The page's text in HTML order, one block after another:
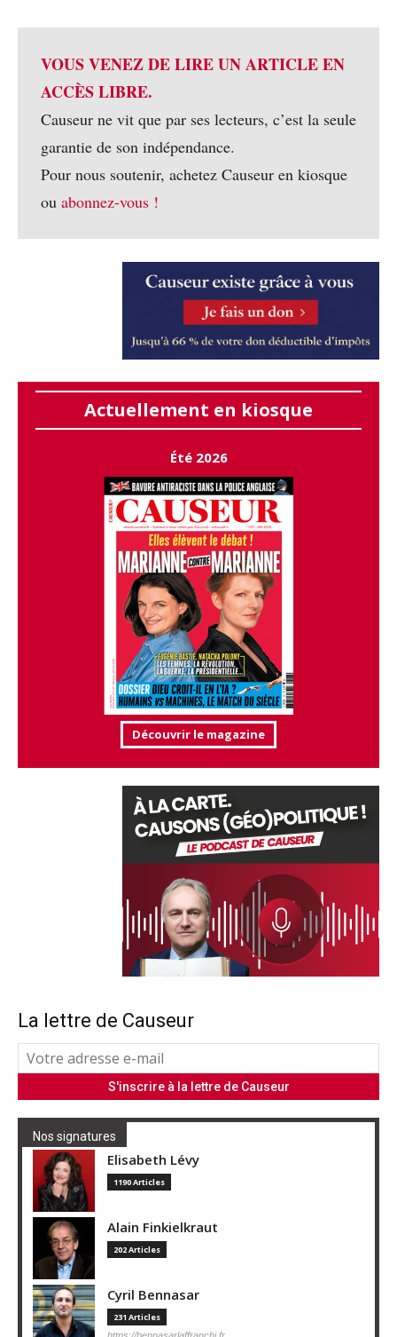
VOUS VENEZ DE LIRE UN ARTICLE EN
ACCÈS LIBRE.
Causeur ne vit que par ses lecteurs, c’est la seule
garantie de son indépendance.
Pour nous soutenir, achetez Causeur en kiosque
ou abonnez-vous !
Actuellement en kiosque
Été 2026
Découvrir le magazine
La lettre de Causeur
Nos signatures
Elisabeth Lévy
1190 Articles
Alain Finkielkraut
202 Articles
Cyril Bennasar
231 Articles